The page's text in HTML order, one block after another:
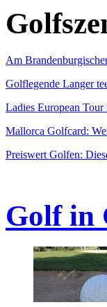
Am
Golflegende Langer
Ladies European
Mallorca Golfcard:
Preiswert Golfen:
Golf in